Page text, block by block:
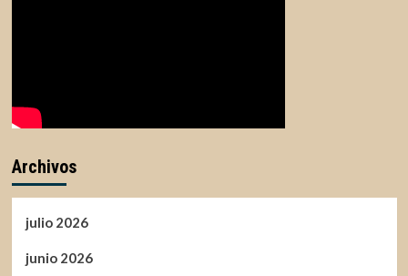
Archivos
julio 2026
junio 2026